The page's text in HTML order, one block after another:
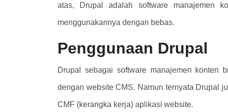
atas, Drupal adalah software manajemen
menggunakannya dengan bebas.
Penggunaan Drupal
Drupal sebagai software manajemen konten
dengan website CMS. Namun ternyata Drupal
CMF (kerangka kerja) aplikasi website.